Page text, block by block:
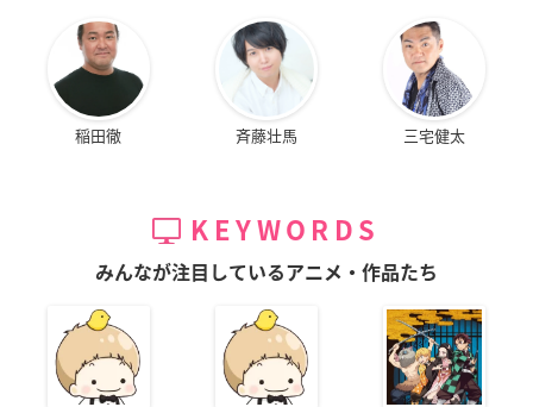
稲田徹 斉藤壮馬 三宅健太
KEYWORDS
みんなが注目しているアニメ・作品たち